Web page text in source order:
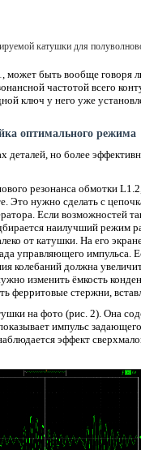
катушки для
быть вообще говоря
частотой всего
ключ у него уже
оптимального режима
но более
резонанса обмотки
Это нужно сделать с
Если возможностей
наилучший режим
от катушки. На его
управляющего импульса.
колебаний должна
изменить ёмкость
ферритовые стержни,
на фото (рис. 2). Она
импульс
эффект